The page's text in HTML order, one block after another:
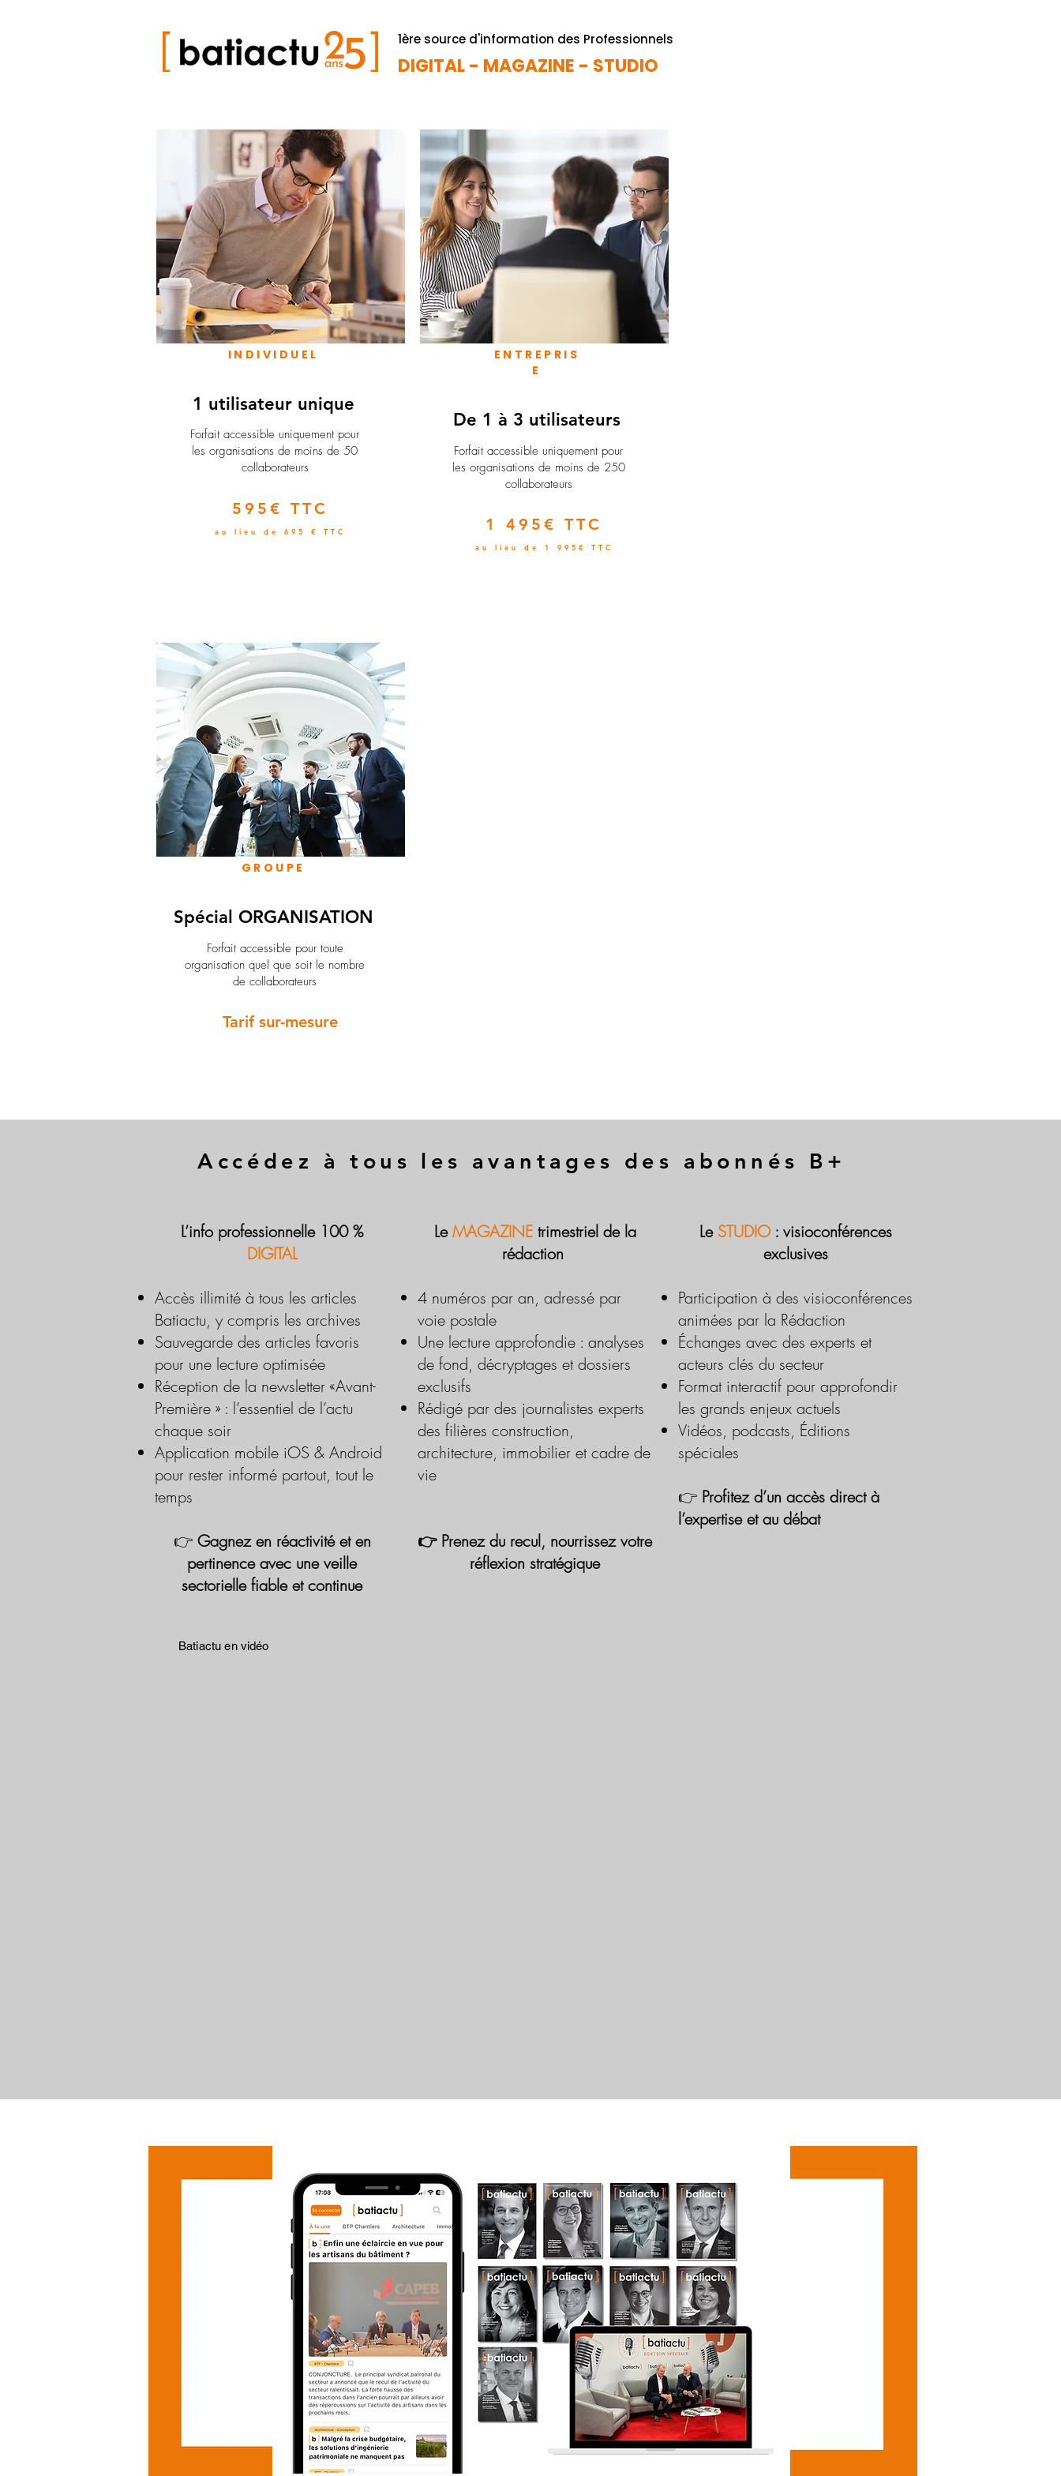
1ère source d'information des Professionnels
DIGITAL - MAGAZINE - STUDIO
INDIVIDUEL
1 utilisateur unique
​Forfait accessible uniquement pour
les organisations de moins de 50
collaborateurs
595€ TTC
au lieu de 695 € TTC
ENTREPRIS
E
De 1 à 3 utilisateurs
Forfait accessible uniquement pour
les organisations de moins de 250
collaborateurs
1 495€ TTC
au lieu de 1 995€ TTC
GROUPE
Spécial ORGANISATION
Forfait accessible pour toute
organisation quel que soit le nombre
de collaborateurs
Tarif sur-mesure
Accédez à tous les avantages des abonnés B+
L’info professionnelle 100 %
DIGITAL
Accès illimité à tous les articles
Batiactu, y compris les archives
Sauvegarde des articles favoris
pour une lecture optimisée
Réception de la newsletter «Avant-
Première » : l’essentiel de l’actu
chaque soir
Application mobile iOS & Android
pour rester informé partout, tout le
temps
👉 Gagnez en réactivité et en
pertinence avec une veille
sectorielle fiable et continue
LeMAGAZINE trimestriel de la
rédaction
4 numéros par an, adressé par
voie postale
Une lecture approfondie : analyses
de fond, décryptages et dossiers
exclusifs
Rédigé par des journalistes experts
des filières construction,
architecture, immobilier et cadre de
vie
👉 Prenez du recul, nourrissez votre
réflexion stratégique
Le STUDIO : visioconférences
exclusives
Participation à des visioconférences
animées par la Rédaction
Échanges avec des experts et
acteurs clés du secteur
Format interactif pour approfondir
les grands enjeux actuels
Vidéos, podcasts, Éditions
spéciales
👉 Profitez d’un accès direct à
l’expertise et au débat
Batiactu en vidéo